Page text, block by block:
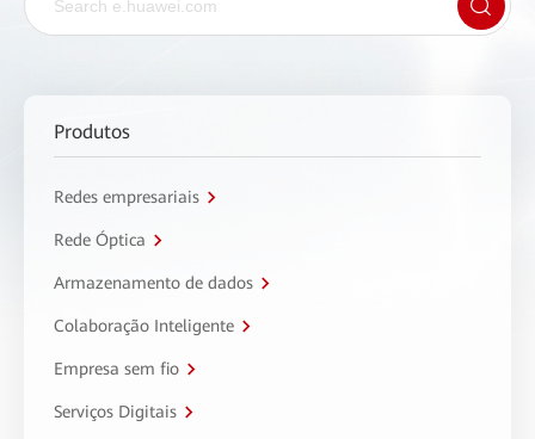
Produtos
Redes empresariais
Rede Óptica
Armazenamento de dados
Colaboração Inteligente
Empresa sem fio
Serviços Digitais